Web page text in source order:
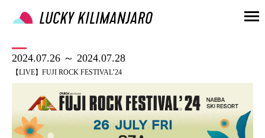
2024.07.26 ～ 2024.07.28
【LIVE】FUJI ROCK FESTIVAL’24